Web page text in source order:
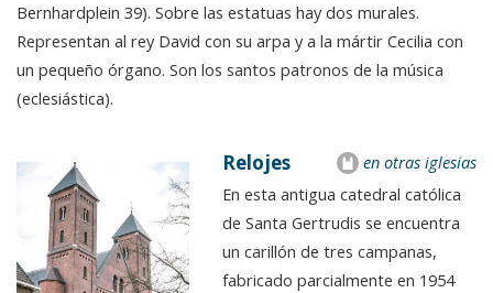
Bernhardplein 39). Sobre las estatuas hay dos murales.
Representan al rey David con su arpa y a la mártir Cecilia con
un pequeño órgano. Son los santos patronos de la música
(eclesiástica).
en otras iglesias
Relojes
En esta antigua catedral católica
de Santa Gertrudis se encuentra
un carillón de tres campanas,
fabricado parcialmente en 1954